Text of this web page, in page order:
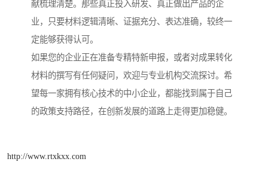
献梳理清楚。那些真正投入研发、真正做出产品的企
业，只要材料逻辑清晰、证据充分、表达准确，较终一
定能够获得认可。
如果您的企业正在准备专精特新申报，或者对成果转化
材料的撰写有任何疑问，欢迎与专业机构交流探讨。希
望每一家拥有核心技术的中小企业，都能找到属于自己
的政策支持路径，在创新发展的道路上走得更加稳健。
http://www.rtxkxx.com